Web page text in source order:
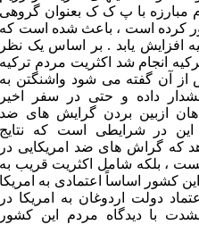
مبارزه با پ ک ک بعنوان گروهی
کرده است ، باعث شده است که
افزایش یابد . بر اساس یک نظر
انجام شد اکثریت مردم ترکیه
از آن گفته می شود واشنگتن به
داده و حتی در سفر اخیر
ازبین بردن گرایش های ضد
در شرایطی است که نتایج
که گراش های ضد امریکایی در
، بلکه شامل اکثریت قریب به
کشور اساساً اعتمادی به امریکا
دولت اردوغان به امریکا در
با دیدگاه مردم این کشور